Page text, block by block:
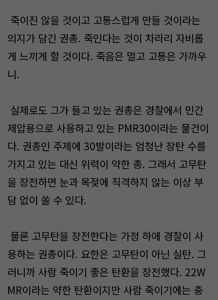
죽이진 않을 것이고 고통스럽게 만들 것이라는
의지가 담긴 권총. 죽인다는 것이 차라리 자비롭
게 느끼게 할 것이다. 죽음은 멀고 고통은 가까우
니.
실제로도 그가 들고 있는 권총은 경찰에서 민간
제압용으로 사용하고 있는 PMR30이라는 물건이
다. 권총인 주제에 30발이라는 엄청난 장탄 수를
가지고 있는 대신 위력이 약한 총. 그래서 고무탄
을 장전하면 눈과 목젖에 직격하지 않는 이상 부
담 없이 쏠 수 있다.
물론 고무탄을 장전한다는 가정 하에 경찰이 사
용하는 권총이다. 요한은 고무탄이 아닌 실탄. 그
러니까 사람 죽이기 좋은 탄환을 장전했다. 22W
MR이라는 약한 탄환이지만 사람 죽이기에는 충